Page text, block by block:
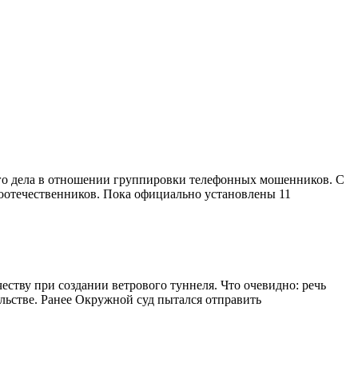
дела в отношении группировки телефонных мошенников. С
Пока официально установлены 11
при создании ветрового туннеля. Что очевидно: речь
Ранее Окружной суд пытался отправить